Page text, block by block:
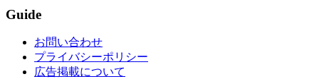
Guide
お問い合わせ
プライバシーポリシー
広告掲載について